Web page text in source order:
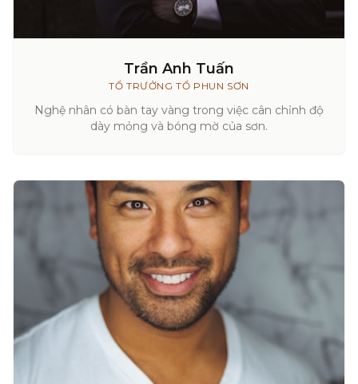
Trần Anh Tuấn
TỔ TRƯỞNG TỔ PHUN SƠN
Nghệ nhân có bàn tay vàng trong việc cân chỉnh độ
dày mỏng và bóng mờ của sơn.